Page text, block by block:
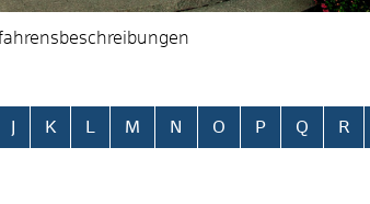
K M N O P Q R